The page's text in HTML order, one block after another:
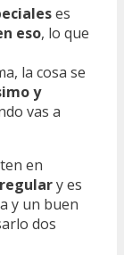
es
eso, lo que
la cosa se
y
vas a
en
y es
y un buen
dos